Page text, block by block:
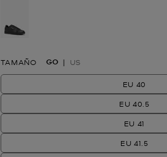
TAMAÑO GO US
EU 40
EU 40.5
EU 41
EU 41.5